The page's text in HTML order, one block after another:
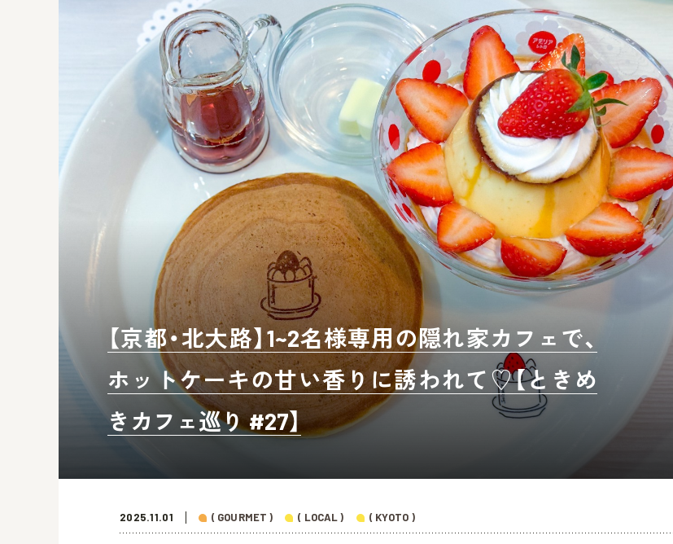
【京都・北大路】1~2名様専用の隠れ家カフェで、
ホットケーキの甘い香りに誘われて♡【ときめ
きカフェ巡り #27】
2025.11.01 ( GOURMET ) ( LOCAL ) ( KYOTO )